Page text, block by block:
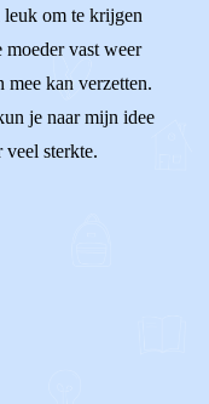
leuk om te krijgen
moeder vast weer
mee kan verzetten.
je naar mijn idee
sterkte.